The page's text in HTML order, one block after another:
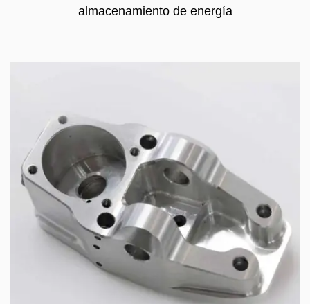
almacenamiento de energía